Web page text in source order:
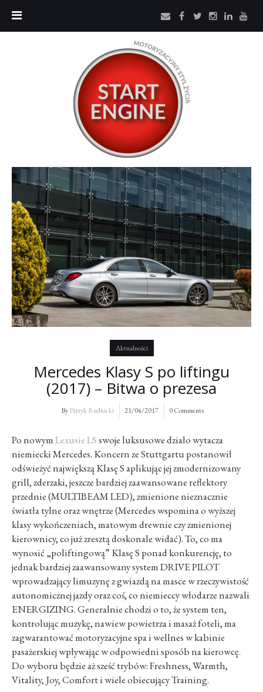
Aktualności
Mercedes Klasy S po liftingu
(2017) – Bitwa o prezesa
ByPatryk Rudnicki 21/04/2017 0 Comments
Po nowymLexusie LSswoje luksusowe działo wytacza
niemiecki Mercedes. Koncern ze Stuttgartu postanowił
odświeżyć największą Klasę S aplikując jej zmodernizowany
grill, zderzaki, jeszcze bardziej zaawansowane reflektory
przednie (MULTIBEAM LED), zmienione nieznacznie
światła tylne oraz wnętrze (Mercedes wspomina o wyższej
klasy wykończeniach, matowym drewnie czy zmienionej
kierownicy, co już zresztą doskonale widać). To, co ma
wynosić „poliftingową” Klasę S ponad konkurencję, to
jednak bardziej zaawansowany system DRIVE PILOT
wprowadzający limuzynę z gwiazdą na masce w rzeczywistość
autonomicznej jazdy oraz coś, co niemieccy włodarze nazwali
ENERGIZING. Generalnie chodzi o to, że system ten,
kontrolując muzykę, nawiew powietrza i masaż foteli, ma
zagwarantować motoryzacyjne spa i wellnes w kabinie
pasażerskiej wpływając w odpowiedni sposób na kierowcę.
Do wyboru będzie aż sześć trybów: Freshness, Warmth,
Vitality, Joy, Comfort i wiele obiecujący Training.